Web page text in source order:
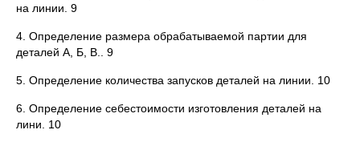
на линии. 9
4. Определение размера обрабатываемой партии для
деталей А, Б, В.. 9
5. Определение количества запусков деталей на линии. 10
6. Определение себестоимости изготовления деталей на
лини. 10